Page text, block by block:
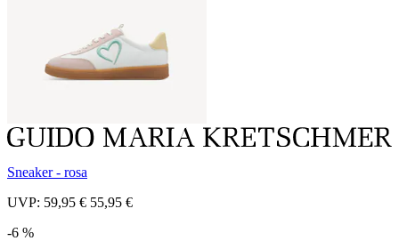
Sneaker - rosa
UVP: 59,95 € 55,95 €
-6 %